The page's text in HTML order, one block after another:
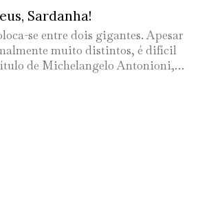
Sardanha!
se entre dois gigantes. Apesar
muito distintos, é difícil
de Michelangelo Antonioni,…